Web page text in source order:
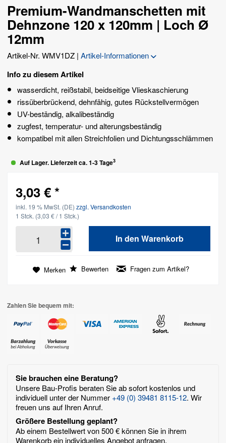
Premium-Wandmanschetten mit
Dehnzone 120 x 120mm | Loch Ø
12mm
Artikel-Nr. WMV1DZ | Artikel-Informationen
Info zu diesem Artikel
wasserdicht, reißstabil, beidseitige Vlieskaschierung
rissüberbrückend, dehnfähig, gutes Rückstellvermögen
UV-beständig, alkalibeständig
zugfest, temperatur- und alterungsbeständig
kompatibel mit allen Streichfolien und Dichtungsschlämmen
Auf Lager. Lieferzeit ca. 1-3 Tage3
3,03 € *
inkl. 19 % MwSt. (DE) zzgl. Versandkosten
1 Stck. (3,03 € / 1 Stck.)
In den Warenkorb
Merken Bewerten Fragen zum Artikel?
Zahlen Sie bequem mit:
Sie brauchen eine Beratung?
Unsere Bau-Profis beraten Sie ab sofort kostenlos und
individuell unter der Nummer +49 (0) 39481 8115-12. Wir
freuen uns auf Ihren Anruf.
Größere Bestellung geplant?
Ab einem Bestellwert von 500 € können Sie in ihrem
Warenkorb ein individuelles Angebot anfragen.